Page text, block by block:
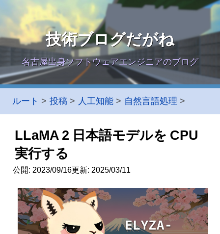
技術ブログだがね
名古屋出身ソフトウェアエンジニアのブログ
ルート 投稿 人工知能 自然言語処理
LLaMA 2 日本語モデルを CPU
実行する
公開: 2023/09/16更新: 2025/03/11